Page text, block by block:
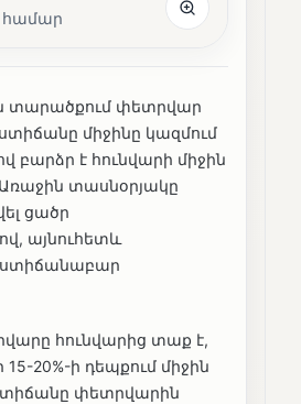
համար
տարածքում փետրվար
միջինը կազմում
բարձր է հունվարի միջին
տասնօրյակը
ցածր
այնուհետև
հունվարից տաք է,
20%-ի դեպքում միջին
փետրվարին